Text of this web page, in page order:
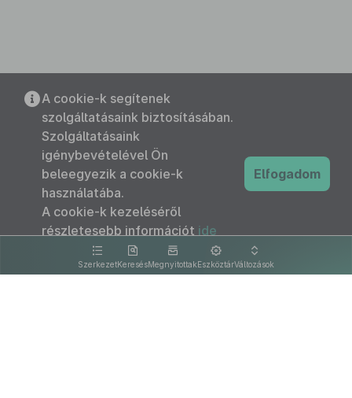
SzerkezetKeresésMegnyitottakEszköztárVáltozások
A cookie-k segítenek
szolgáltatásaink biztosításában.
Szolgáltatásaink
igénybevételével Ön
beleegyezik a cookie-k
használatába.
A cookie-k kezeléséről
részletesebb információt ide
kattintva olvashat.
Elfogadom